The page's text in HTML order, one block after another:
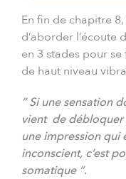
En fin de chapitre
d’aborder l’écoute
en 3 stades pour
de haut niveau
” Si une sensation
vient de débloquer
une impression qui
inconscient, c’est
somatique “.